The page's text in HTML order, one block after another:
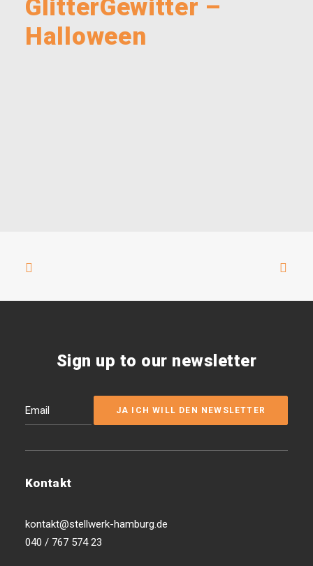
GlitterGewitter –
Halloween
Sign up to our newsletter
Kontakt
kontakt@stellwerk-hamburg.de
040 / 767 574 23